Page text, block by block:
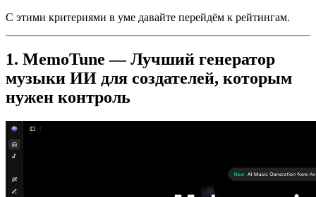
С этими критериями в уме давайте перейдём к рейтингам.
1. MemoTune — Лучший генератор
музыки ИИ для создателей, которым
нужен контроль